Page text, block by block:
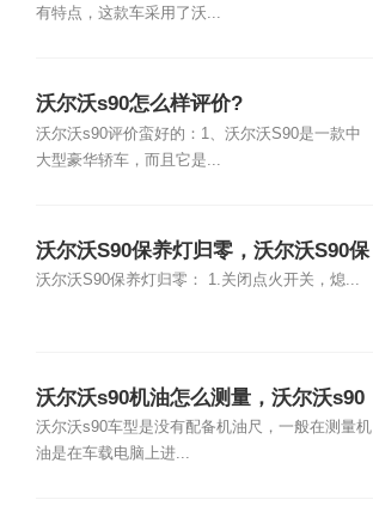
有特点，这款车采用了沃...
沃尔沃s90怎么样评价?
沃尔沃s90评价蛮好的：1、沃尔沃S90是一款中
大型豪华轿车，而且它是...
沃尔沃S90保养灯归零，沃尔沃S90保
养灯怎么复位
沃尔沃S90保养灯归零： 1.关闭点火开关，熄...
沃尔沃s90机油怎么测量，沃尔沃s90
机油加几升
沃尔沃s90车型是没有配备机油尺，一般在测量机
油是在车载电脑上进...